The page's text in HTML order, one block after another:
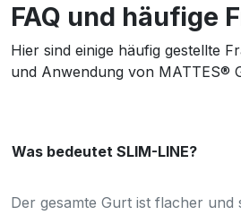
FAQ und häufige
Hier sind einige häufig gestellte
und Anwendung von MATTES®
Was bedeutet SLIM-LINE?
Der gesamte Gurt ist flacher und